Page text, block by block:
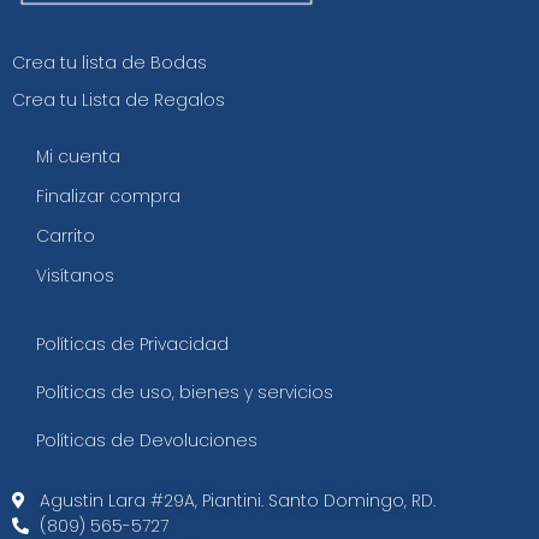
Crea tu lista de Bodas
Crea tu Lista de Regalos
Mi cuenta
Finalizar compra
Carrito
Visítanos
Políticas de Privacidad
Políticas de uso, bienes y servicios
Políticas de Devoluciones
Agustin Lara #29A, Piantini. Santo Domingo, RD.​
(809) 565-5727